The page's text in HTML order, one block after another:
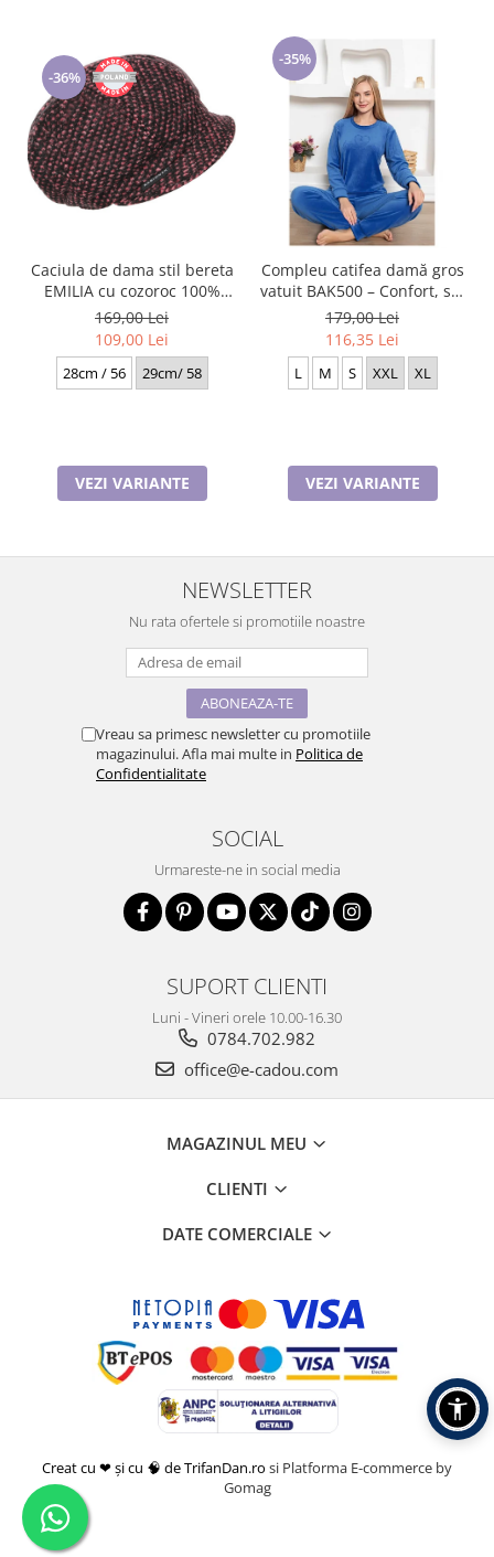
-36%
Caciula de dama stil bereta
EMILIA cu cozoroc 100%
Rabionek Polonia
169,00 Lei
109,00 Lei
28cm / 56 29cm/ 58
VEZI VARIANTE
-35%
Compleu catifea damă gros
vatuit BAK500 – Confort, stil
și eleganță BAK500
179,00 Lei
116,35 Lei
L M S XXL XL
VEZI VARIANTE
NEWSLETTER
Nu rata ofertele si promotiile noastre
Vreau sa primesc newsletter cu promotiile
magazinului. Afla mai multe in Politica de
Confidentialitate
SOCIAL
Urmareste-ne in social media
SUPORT CLIENTI
Luni - Vineri orele 10.00-16.30
0784.702.982
office@e-cadou.com
MAGAZINUL MEU
CLIENTI
DATE COMERCIALE
Creat cu ❤ și cu 🧠 de TrifanDan.ro si Platforma E-commerce by
Gomag